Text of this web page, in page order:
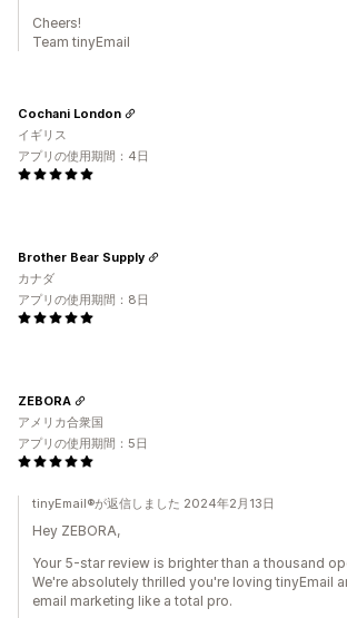
Cheers!
Team tinyEmail
Cochani London
イギリス
アプリの使用期間：4日
Brother Bear Supply
カナダ
アプリの使用期間：8日
ZEBORA
アメリカ合衆国
アプリの使用期間：5日
tinyEmail®が返信しました 2024年2月13日
Hey ZEBORA,
Your 5-star review is brighter than a thousand
We're absolutely thrilled you're loving tinyEmail
email marketing like a total pro.